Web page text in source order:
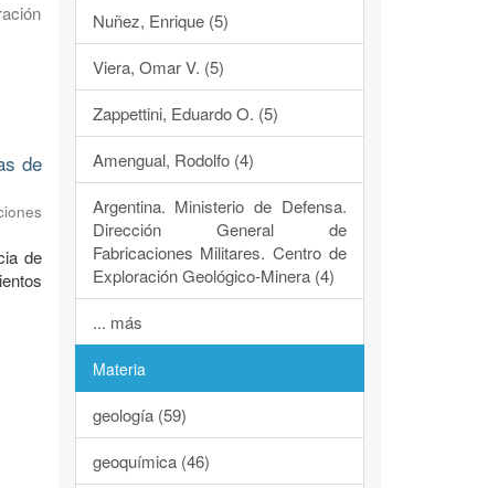
de
de
Nuñez, Enrique (5)
Viera, Omar V. (5)
Zappettini, Eduardo O. (5)
Amengual, Rodolfo (4)
Argentina. Ministerio de Defensa.
Dirección General de
Fabricaciones Militares. Centro de
Exploración Geológico-Minera (4)
... más
Materia
geología (59)
geoquímica (46)